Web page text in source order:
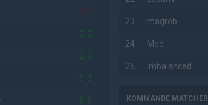
0-2
0-2
2-0
16-3
16-9
23 magrob
24 Mod
25 Imbalanced
KOMMANDE MATCHER